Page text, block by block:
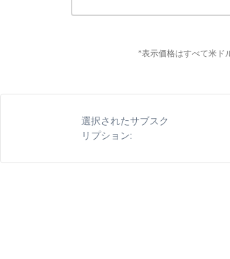
*表示価格はすべて米ド
選択されたサブスク
リプション: